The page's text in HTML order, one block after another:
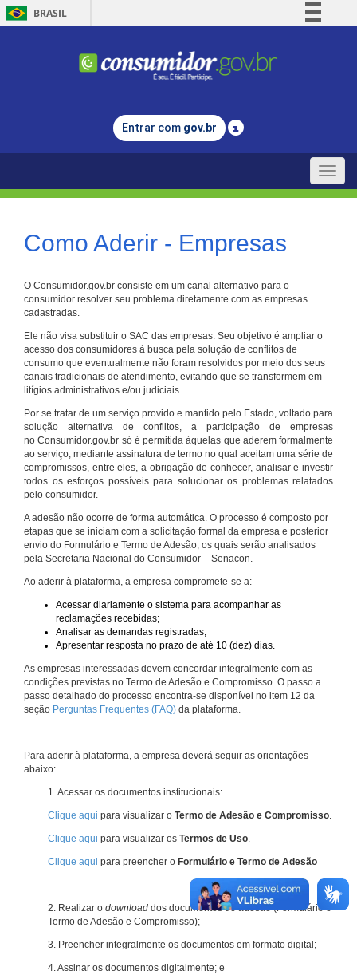
BRASIL
Comunica BR
Legislação
Entrar com gov.br
Toggle
Como Aderir - Empresas
O Consumidor.gov.br consiste em um canal alternativo para o
consumidor resolver seu problema diretamente com as empresas
cadastradas.
Ele não visa substituir o SAC das empresas. Seu objetivo é ampliar o
acesso dos consumidores à busca pela solução de conflitos de
consumo que eventualmente não foram resolvidos por meio dos seus
canais tradicionais de atendimento, evitando que se transformem em
litígios administrativos e/ou judiciais.
Por se tratar de um serviço provido e mantido pelo Estado, voltado para
solução alternativa de conflitos, a participação de empresas
no Consumidor.gov.br só é permitida àquelas que aderem formalmente
ao serviço, mediante assinatura de termo no qual aceitam uma série de
compromissos, entre eles, a obrigação de conhecer, analisar e investir
todos os esforços possíveis para solucionar os problemas relatados
pelo consumidor.
A adesão não ocorre de forma automática. O processo é composto por
etapas que se iniciam com a solicitação formal da empresa e posterior
envio do Formulário e Termo de Adesão, os quais serão analisados
pela Secretaria Nacional do Consumidor – Senacon.
Ao aderir à plataforma, a empresa compromete-se a:
Acessar diariamente o sistema para acompanhar as
reclamações recebidas;
Analisar as demandas registradas;
Apresentar resposta no prazo de até 10 (dez) dias.
As empresas interessadas devem concordar integralmente com as
condições previstas no Termo de Adesão e Compromisso. O passo a
passo detalhado do processo encontra-se disponível no item 12 da
seção Perguntas Frequentes (FAQ) da plataforma.
Para aderir à plataforma, a empresa deverá seguir as orientações
abaixo:
1. Acessar os documentos institucionais:
Clique aqui para visualizar o Termo de Adesão e Compromisso.
Clique aqui para visualizar os Termos de Uso.
Clique aqui para preencher o Formulário e Termo de Adesão
2. Realizar o download dos documentos de adesão (Formulário e
Termo de Adesão e Compromisso);
3. Preencher integralmente os documentos em formato digital;
4. Assinar os documentos digitalmente; e